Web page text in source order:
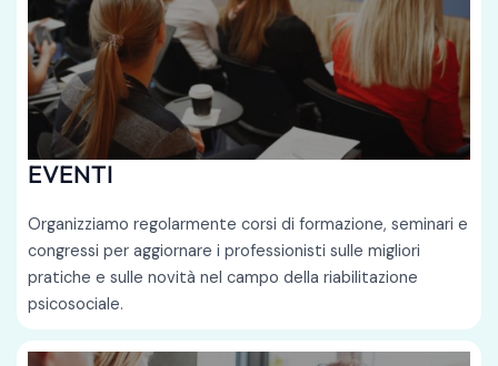
EVENTI
Organizziamo regolarmente corsi di formazione, seminari e
congressi per aggiornare i professionisti sulle migliori
pratiche e sulle novità nel campo della riabilitazione
psicosociale.